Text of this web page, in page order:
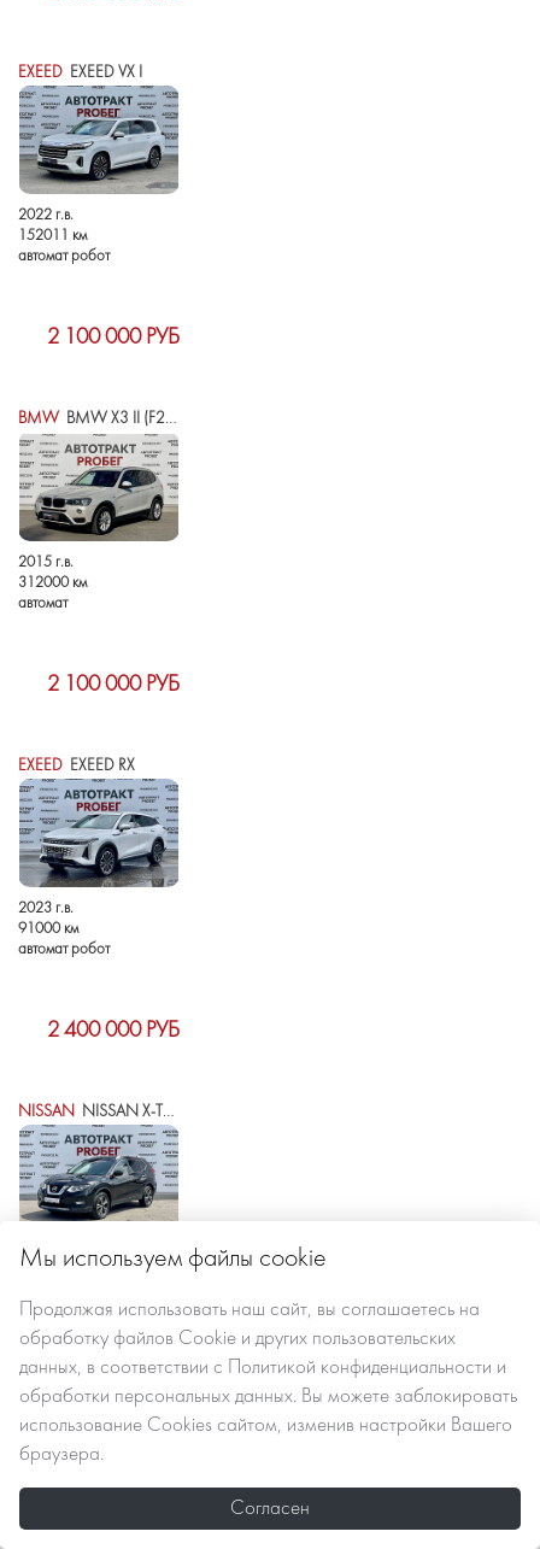
EXEED EXEED VX I
2022 г.в.
152011 км
автомат робот
2 100 000 РУБ
BMW BMW X3 II (F25) РЕСТАЙЛИНГ
2015 г.в.
312000 км
автомат
2 100 000 РУБ
EXEED EXEED RX
2023 г.в.
91000 км
автомат робот
2 400 000 РУБ
NISSAN NISSAN X-TRAIL III РЕСТАЙЛИНГ
2021 г.в.
2 435 000 РУБ
SKODASKODA KODIAQ I
Мы используем файлы cookie
Продолжая использовать наш сайт, вы соглашаетесь на
обработку файлов Сookie и других пользовательских
данных, в соответствии с
Политикой конфиденциальности и
обработки персональных данных. Вы можете заблокировать
использование Cookies сайтом, изменив настройки Вашего
браузера.
Согласен